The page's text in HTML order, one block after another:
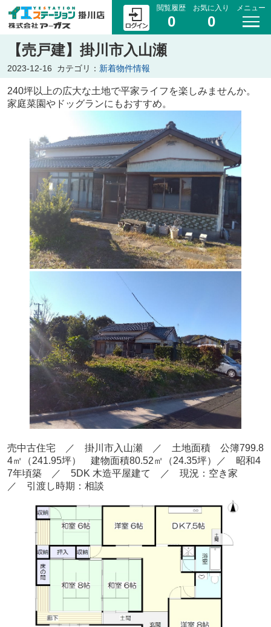
閲覧履歴
0
お気に入り
0
メニュー
【売戸建】掛川市入山瀬
2023-12-16 カテゴリ： 新着物件情報
240坪以上の広大な土地で平家ライフを楽しみませんか。
家庭菜園やドッグランにもおすすめ。
売中古住宅 ／ 掛川市入山瀬／ 土地面積 公簿799.8
4㎡（241.95坪） 建物面積80.52㎡（24.35坪）／ 昭和4
7年頃築 ／ 5DK 木造平屋建て
／ 現況：空き家
／ 引渡し時期：相談